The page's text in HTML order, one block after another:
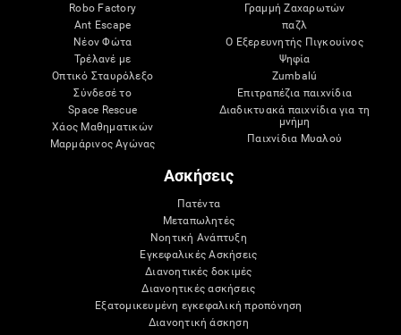
Robo Factory
Ant Escape
Νέον Φώτα
Τρέλανέ με
Οπτικό Σταυρόλεξο
Σύνδεσέ το
Space Rescue
Χάος Μαθηματικών
Μαρμάρινος Αγώνας
Γραμμή Ζαχαρωτών
παζλ
Ο Εξερευνητής Πιγκουίνος
Ψηφία
Zumbalú
Επιτραπέζια παιχνίδια
Διαδικτυακά παιχνίδια για τη
μνήμη
Παιχνίδια Μυαλού
Ασκήσεις
Πατέντα
Μεταπωλητές
Νοητική Ανάπτυξη
Εγκεφαλικές Ασκήσεις
Διανοητικές δοκιμές
Διανοητικές ασκήσεις
Εξατομικευμένη εγκεφαλική προπόνηση
Διανοητική άσκηση